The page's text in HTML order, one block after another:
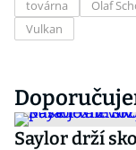
továrna
Olaf
Vulkan
Saylor drží